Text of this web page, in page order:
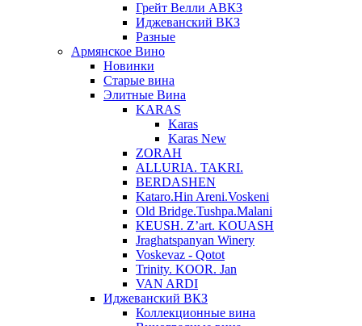
Грейт Велли АВКЗ
Иджеванский ВКЗ
Разные
Армянское Вино
Новинки
Старые вина
Элитные Вина
KARAS
Karas
Karas New
ZORAH
ALLURIA. TAKRI.
BERDASHEN
Kataro.Hin Areni.Voskeni
Old Bridge.Tushpa.Malani
KEUSH. Z’art. KOUASH
Jraghatspanyan Winery
Voskevaz - Qotot
Trinity. KOOR. Jan
VAN ARDI
Иджеванский ВКЗ
Коллекционные вина